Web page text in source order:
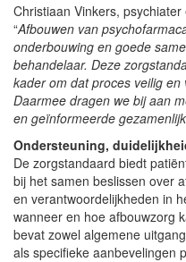
Christiaan Vinkers,
“Afbouwen van
onderbouwing en goede
behandelaar. Deze
kader om dat proces veilig
Daarmee dragen we bij aan
en geïnformeerde
Ondersteuning,
De zorgstandaard biedt
bij het samen beslissen over
en verantwoordelijkheden in
wanneer en hoe afbouwzorg
bevat zowel algemene
als specifieke aanbevelingen